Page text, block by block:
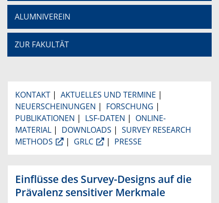
ALUMNIVEREIN
ZUR FAKULTÄT
KONTAKT | AKTUELLES UND TERMINE |
NEUERSCHEINUNGEN | FORSCHUNG |
PUBLIKATIONEN | LSF-DATEN | ONLINE-
MATERIAL | DOWNLOADS | SURVEY RESEARCH
METHODS
| GRLC | PRESSE
Einflüsse des Survey-Designs auf die
Prävalenz sensitiver Merkmale